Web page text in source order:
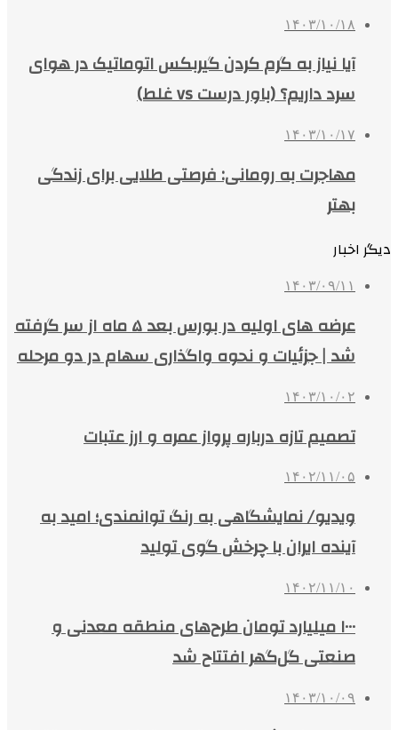
۱۴۰۳/۱۰/۱۸
آیا نیاز به گرم کردن گیربکس اتوماتیک در هوای
سرد داریم؟ (باور درست vs غلط)
۱۴۰۳/۱۰/۱۷
مهاجرت به رومانی: فرصتی طلایی برای زندگی
بهتر
دیگر اخبار
۱۴۰۳/۰۹/۱۱
عرضه های اولیه در بورس بعد ۵ ماه از سر گرفته
شد | جزئیات و نحوه واگذاری سهام در دو مرحله
۱۴۰۳/۱۰/۰۲
تصمیم‌ تازه درباره پرواز عمره و ارز عتبات
۱۴۰۲/۱۱/۰۵
ویدیو/ نمایشگاهی به رنگ توانمندی؛ امید به
آینده ایران با چرخش گوی تولید
۱۴۰۲/۱۱/۱۰
۱۰۰۰ میلیارد تومان طرح‌های منطقه معدنی و
صنعتی گل‌گهر افتتاح شد
۱۴۰۳/۱۰/۰۹